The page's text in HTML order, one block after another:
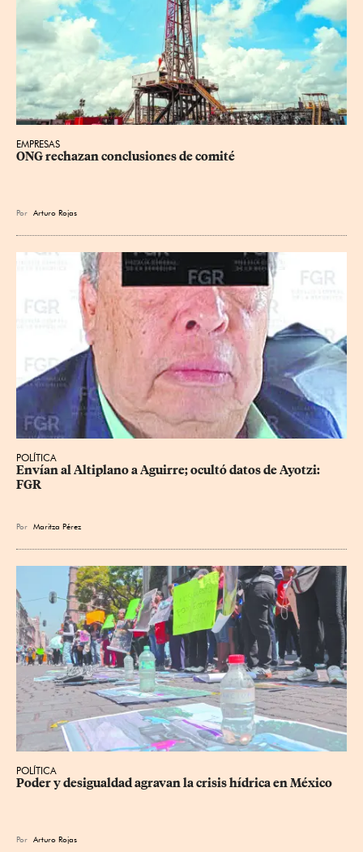
EMPRESAS
ONG rechazan conclusiones de comité
Por Arturo Rojas
POLÍTICA
Envían al Altiplano a Aguirre; ocultó datos de Ayotzi:
FGR
Por Maritza Pérez
POLÍTICA
Poder y desigualdad agravan la crisis hídrica en México
Por Arturo Rojas